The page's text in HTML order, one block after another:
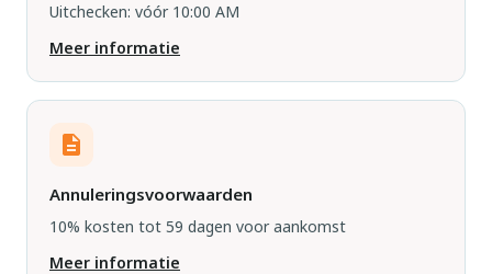
Uitchecken: vóór 10:00 AM
Meer informatie
Annuleringsvoorwaarden
10% kosten tot 59 dagen voor aankomst
Meer informatie